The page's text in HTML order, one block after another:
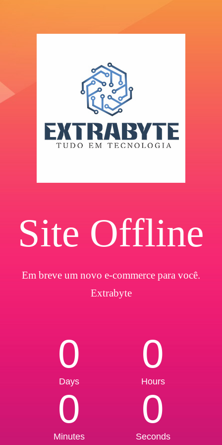
Site Offline
Em breve um novo e-commerce para você.
Extrabyte
0
Days
0
Hours
0
Minutes
0
Seconds